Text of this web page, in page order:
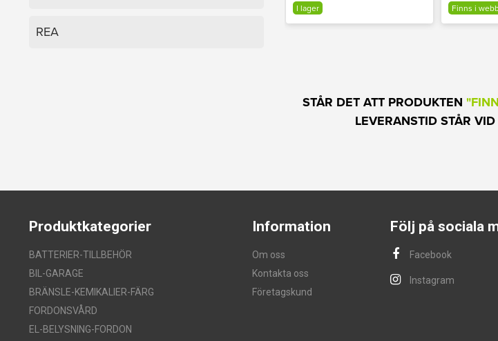
REA
I lager Finns i
STÅR DET ATT PRODUKTEN
LEVERANSTID STÅR
Produktkategorier
BATTERIER-TILLBEHÖR
BIL-GARAGE
BRÄNSLE-KEMIKALIER-FÄRG
FORDONSVÅRD
EL-BELYSNING-FORDON
Information
Om oss
Kontakta oss
Företagskund
Följ på sociala
Facebook
Instagram